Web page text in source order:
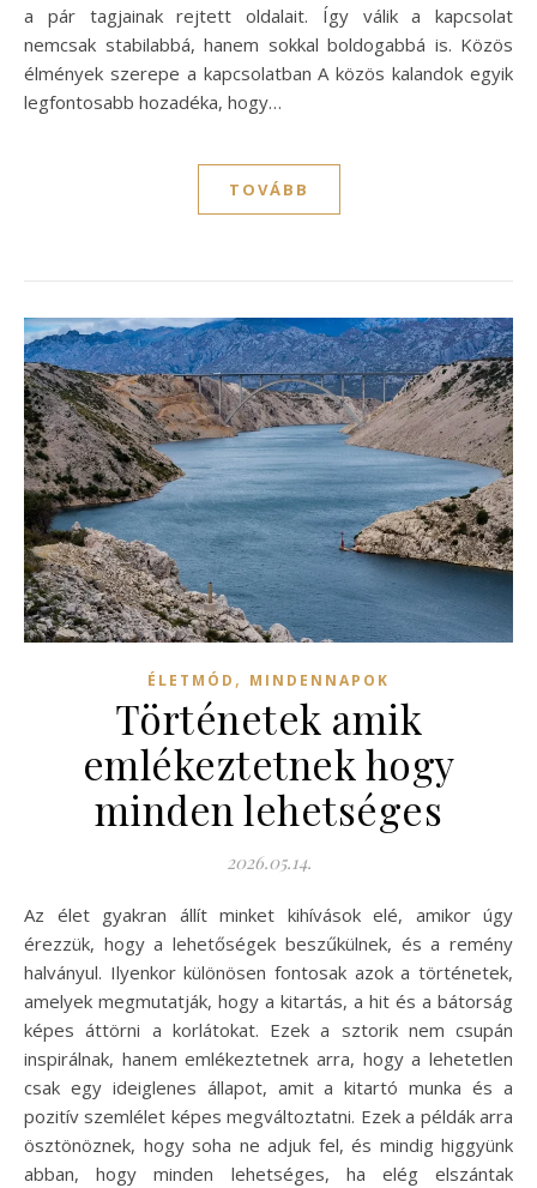
a pár tagjainak rejtett oldalait. Így válik a kapcsolat
nemcsak stabilabbá, hanem sokkal boldogabbá is. Közös
élmények szerepe a kapcsolatban A közös kalandok egyik
legfontosabb hozadéka, hogy…
TOVÁBB
ÉLETMÓD , MINDENNAPOK
Történetek amik
emlékeztetnek hogy
minden lehetséges
2026.05.14.
Az élet gyakran állít minket kihívások elé, amikor úgy
érezzük, hogy a lehetőségek beszűkülnek, és a remény
halványul. Ilyenkor különösen fontosak azok a történetek,
amelyek megmutatják, hogy a kitartás, a hit és a bátorság
képes áttörni a korlátokat. Ezek a sztorik nem csupán
inspirálnak, hanem emlékeztetnek arra, hogy a lehetetlen
csak egy ideiglenes állapot, amit a kitartó munka és a
pozitív szemlélet képes megváltoztatni. Ezek a példák arra
ösztönöznek, hogy soha ne adjuk fel, és mindig higgyünk
abban, hogy minden lehetséges, ha elég elszántak